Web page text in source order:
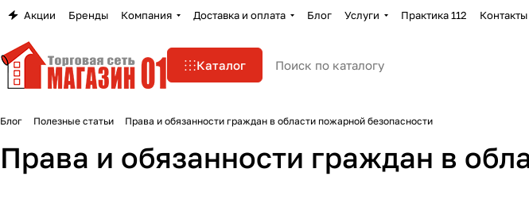
Акции Бренды Компания Доставка и оплата Блог Услуги Практика 112 Контакты
Каталог
Блог Полезные статьи Права и обязанности граждан в области пожарной безопасности
Права и обязанности граждан в